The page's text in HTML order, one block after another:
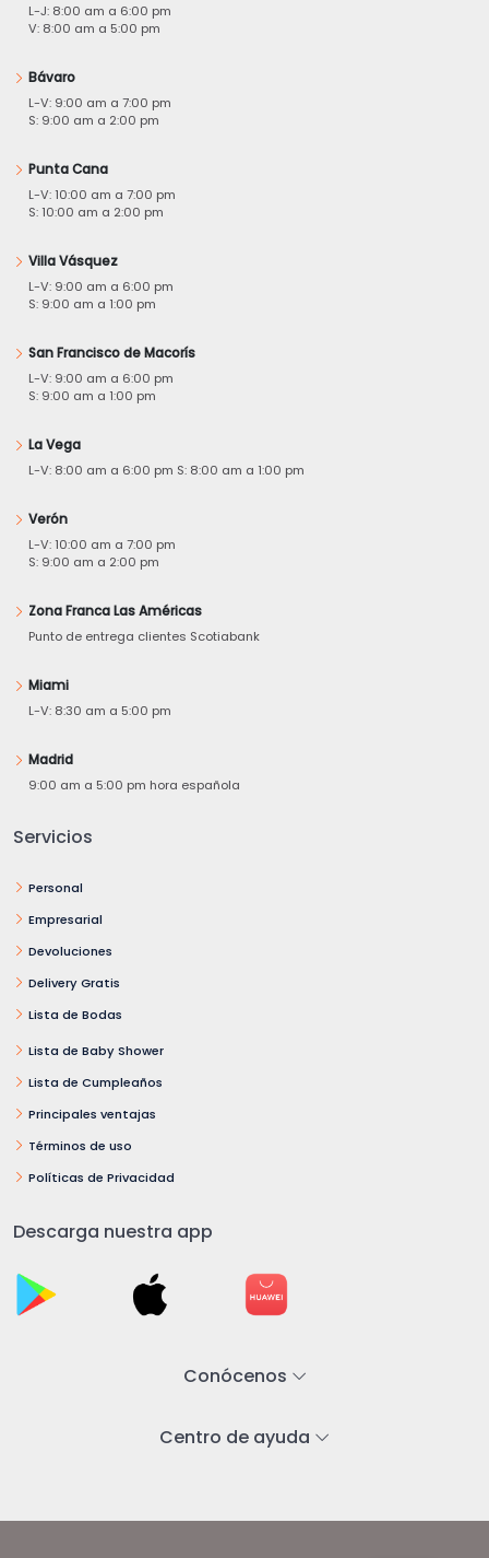
L-J: 8:00 am a 6:00 pm
V: 8:00 am a 5:00 pm
Bávaro
L-V: 9:00 am a 7:00 pm
S: 9:00 am a 2:00 pm
Punta Cana
L-V: 10:00 am a 7:00 pm
S: 10:00 am a 2:00 pm
Villa Vásquez
L-V: 9:00 am a 6:00 pm
S: 9:00 am a 1:00 pm
San Francisco de Macorís
L-V: 9:00 am a 6:00 pm
S: 9:00 am a 1:00 pm
La Vega
L-V: 8:00 am a 6:00 pm S: 8:00 am a 1:00 pm
Verón
L-V: 10:00 am a 7:00 pm
S: 9:00 am a 2:00 pm
Zona Franca Las Américas
Punto de entrega clientes Scotiabank
Miami
L-V: 8:30 am a 5:00 pm
Madrid
9:00 am a 5:00 pm hora española
Servicios
Personal
Empresarial
Devoluciones
Delivery Gratis
Lista de Bodas
Lista de Baby Shower
Lista de Cumpleaños
Principales ventajas
Términos de uso
Políticas de Privacidad
Descarga nuestra app
Conócenos
Centro de ayuda